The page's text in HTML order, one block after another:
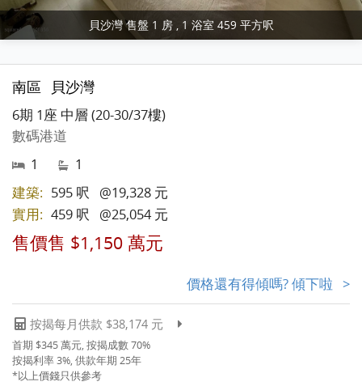
貝沙灣 售盤 1 房 , 1 浴室 459 平方呎
南區 貝沙灣
6期 1座 中層 (20-30/37樓)
數碼港道
1
1
建築: 595 呎
@19,328 元
實用: 459 呎 @25,054 元
售價售 $1,150 萬元
價格還有得傾嗎? 傾下啦 >
按揭每月供款 $38,174 元
首期 $345 萬元, 按揭成數 70%
按揭利率 3%, 供款年期 25年
*以上價錢只供參考